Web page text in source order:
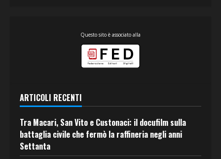
Questo sito è associato alla
ARTICOLI RECENTI
Tra Macari, San Vito e Custonaci: il docufilm sulla
battaglia civile che fermò la raffineria negli anni
Settanta